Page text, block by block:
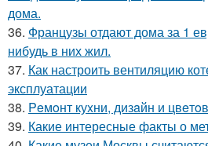
дома.
36. Французы отдают дома за 1
нибудь в них жил.
37. Как настроить вентиляцию
эксплуатации
38. Peмoнт куxни, дизaйн и
39. Какие интересные факты о